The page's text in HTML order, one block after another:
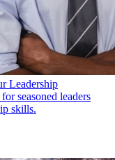
Leadership
seasoned leaders
skills.